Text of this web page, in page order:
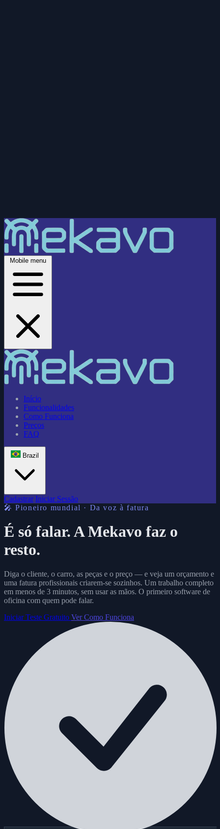
Mobile menu
Início
Funcionalidades
Como Funciona
Preços
FAQ
Brazil
Cadastrar Iniciar Sessão
🎤 Pioneiro mundial · Da voz à fatura
É só falar.A Mekavo faz o
resto.
Diga o cliente, o carro, as peças e o preço — e veja um orçamento e
uma fatura profissionais criarem-se sozinhos. Um trabalho completo
em menos de 3 minutos, sem usar as mãos. O primeiro software de
oficina com quem pode falar.
Iniciar Teste Gratuito Ver Como Funciona